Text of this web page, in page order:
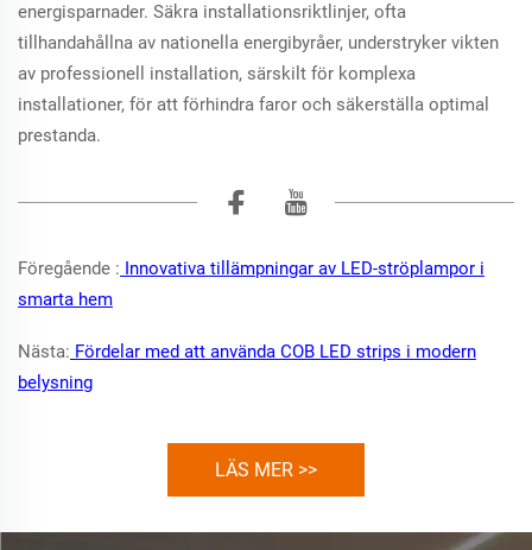
energisparnader. Säkra installationsriktlinjer, ofta
tillhandahållna av nationella energibyråer, understryker vikten
av professionell installation, särskilt för komplexa
installationer, för att förhindra faror och säkerställa optimal
prestanda.
Föregående : Innovativa tillämpningar av LED-ströplampor i
smarta hem
Nästa: Fördelar med att använda COB LED strips i modern
belysning
LÄS MER >>